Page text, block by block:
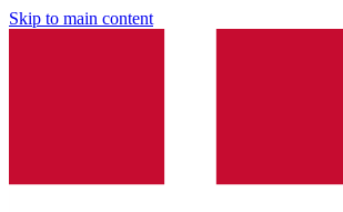
Skip to main content